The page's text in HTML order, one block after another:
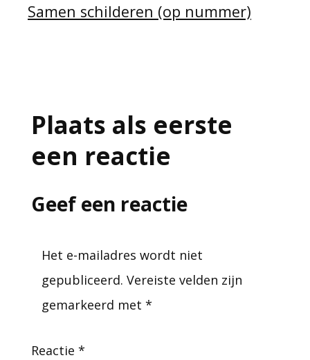
Samen schilderen (op nummer)
Plaats als eerste
een reactie
Geef een reactie
Het e-mailadres wordt niet
gepubliceerd. Vereiste velden zijn
gemarkeerd met *
Reactie *